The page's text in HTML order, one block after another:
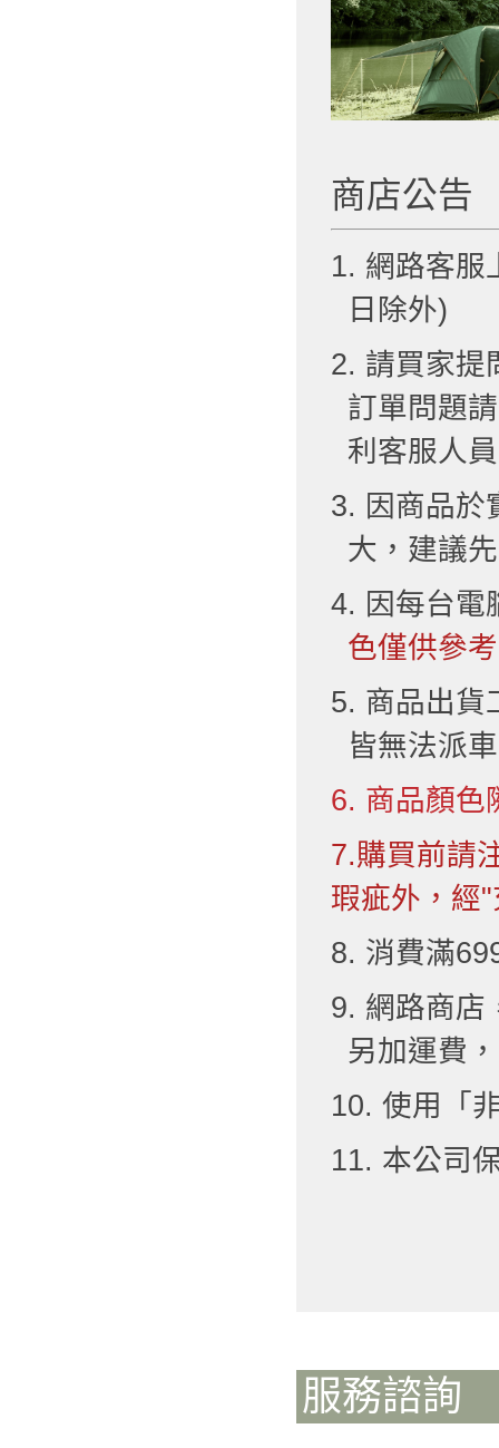
商店公告
1. 網路客服
日除外)
2. 請買家提
訂單問題
利客服人
3. 因商品於
大，建議
4. 因每台電
色僅供參
5. 商品出貨
皆無法派
6. 商品顏色
7.購買前請
瑕疵外，經
8. 消費滿
9. 網路商店
另加運費
10. 使用「
11. 本公司
服務諮詢